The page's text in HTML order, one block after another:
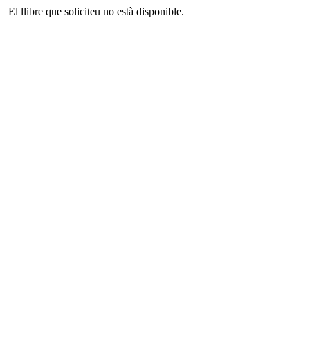
El llibre que soliciteu no està disponible.